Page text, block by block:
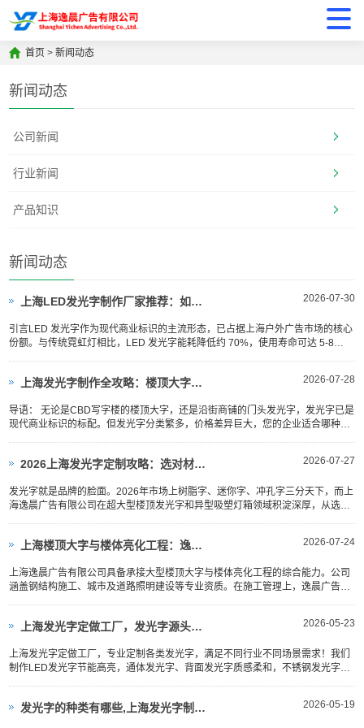
首页 >新闻动态
新闻动态
公司新闻
行业新闻
产品知识
新闻动态
2026-07-30
上海LED发光字制作厂家推荐：如何选到高性价比供应商？
引言LED 发光字作为现代商业标识的主流形态，已占据上海户外广告市场的核心
份额。与传统霓虹灯相比，LED 发光字能耗降低约 70%，使用寿命可达 5-8
2026-07-28
上海发光字制作全攻略：楼顶大字、幕墙发光字哪种工艺最耐用？
导语： 无论是CBD写字楼的楼顶大字，还是沿街商铺的门头发光字，发光字已是
现代商业标识的标配。但发光字分类繁多，价格差异巨大，您的企业适合哪种？
2026-07-27
2026上海发光字定制攻略：选对材质、装得安全才是关键
发光字就是品牌的脸面。2026年市场上树脂字、迷你字、冲孔字三分天下，而上
海逸晨广告有限公司在超大型楼顶发光字和异型吸塑灯箱领域积淀深厚，从选材
2026-07-24
上海楼顶大字与楼体亮化工程：逸晨广告的施工安全与工艺标准
上海逸晨广告有限公司具备承接大型楼顶大字与楼体亮化工程的综合能力。公司
涵盖钢结构施工、城市及道路照明建设等专业资质。在施工管理上，逸晨广告强
2026-05-23
上海发光字定做工厂，发光字源头厂家推荐
上海发光字定做工厂，专业定制各类发光字，满足不同行业不同场景需求！我们
制作LED发光字节能高亮，通体发光字、背面发光字质感柔和，不锈钢发光字、
2026-05-19
发光字的种类有哪些,上海发光字制作公司推荐